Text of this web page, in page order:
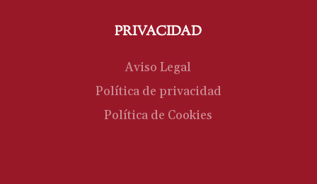
PRIVACIDAD
Aviso Legal
Política de privacidad
Política de Cookies